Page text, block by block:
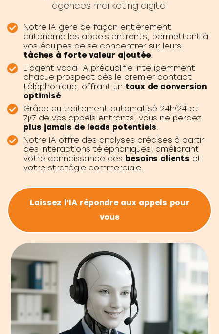
agences marketing digital
Notre IA gère de façon entièrement
autonome les appels entrants, permettant à
vos équipes de se concentrer sur leurs
tâches à forte valeur ajoutée.
L'agent vocal IA préqualifie intelligemment
chaque prospect dès le premier contact
téléphonique, offrant un taux de conversion
optimisé.
Grâce au traitement automatisé 24h/24 et
7j/7 de vos appels entrants, vous ne perdez
plus jamais de leads potentiels.
Notre IA offre des analyses précises à partir
des interactions téléphoniques, améliorant
votre connaissance des besoins clients et
votre stratégie commerciale.
Laissez l'IA répondre aux appels pour
vous